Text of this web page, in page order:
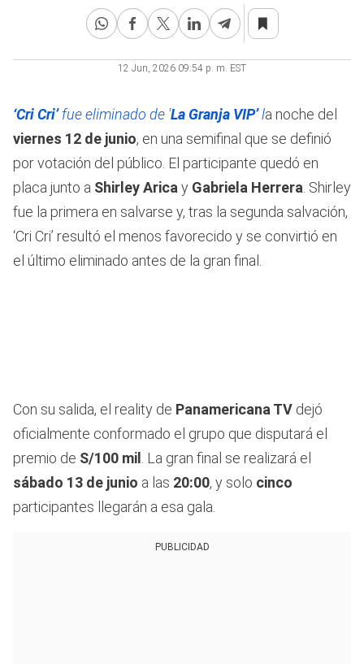
12 Jun, 2026 09:54 p. m. EST
‘Cri Cri’fue eliminado de 'La Granja VIP’la noche del
viernes 12 de junio, en una semifinal que se definió
por votación del público. El participante quedó en
placa junto a Shirley Arica y Gabriela Herrera . Shirley
fue la primera en salvarse y, tras la segunda salvación,
‘Cri Cri’ resultó el menos favorecido y se convirtió en
el último eliminado antes de la gran final.
Con su salida, el reality de Panamericana TV dejó
oficialmente conformado el grupo que disputará el
premio de S/100 mil
. La gran final se realizará el
sábado 13 de junio a las 20:00, y solo cinco
participantes llegarán a esa gala.
PUBLICIDAD